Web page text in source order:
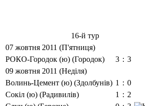
16-й тур
07 жовтня 2011 (П'ятниця)
РОКО-Городок (ю) (Городок)
3 : 3
09 жовтня 2011 (Неділя)
Волинь-Цемент (ю) (Здолбунів) 1 : 0
Сокіл (ю) (Радивилів)
1 : 2